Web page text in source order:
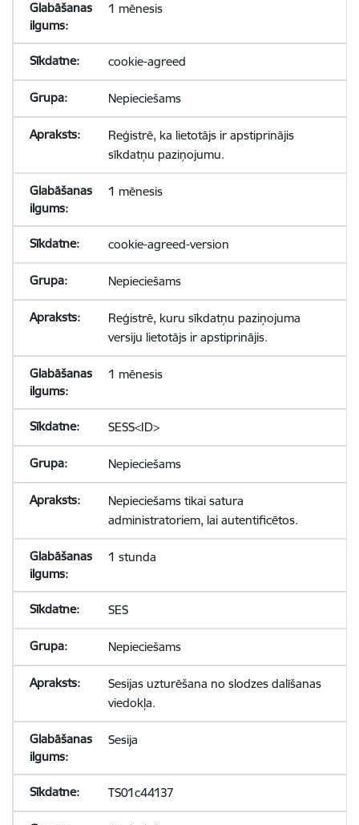
1 mēnesis
cookie-agreed
Nepieciešams
Reģistrē, ka lietotājs ir apstiprinājis
sīkdatņu paziņojumu.
1 mēnesis
cookie-agreed-version
Nepieciešams
Reģistrē, kuru sīkdatņu paziņojuma
versiju lietotājs ir apstiprinājis.
1 mēnesis
SESS<ID>
Nepieciešams
Nepieciešams tikai satura
administratoriem, lai autentificētos.
1 stunda
SES
Nepieciešams
Sesijas uzturēšana no slodzes dalīšanas
viedokļa.
Sesija
TS01c44137